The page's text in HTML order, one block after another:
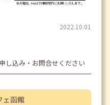
2022.10.01
し込み・お問合せください
ェ函館